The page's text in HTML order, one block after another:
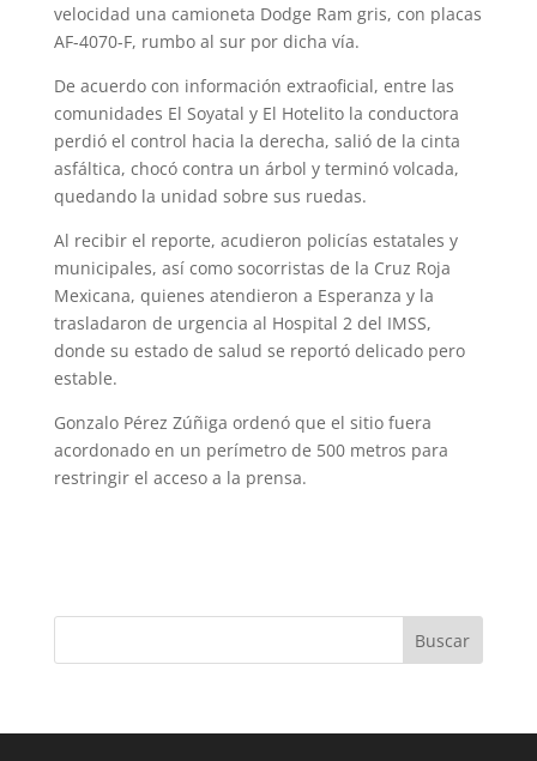
velocidad una camioneta Dodge Ram gris, con placas
AF-4070-F, rumbo al sur por dicha vía.
De acuerdo con información extraoficial, entre las
comunidades El Soyatal y El Hotelito la conductora
perdió el control hacia la derecha, salió de la cinta
asfáltica, chocó contra un árbol y terminó volcada,
quedando la unidad sobre sus ruedas.
Al recibir el reporte, acudieron policías estatales y
municipales, así como socorristas de la Cruz Roja
Mexicana, quienes atendieron a Esperanza y la
trasladaron de urgencia al Hospital 2 del IMSS,
donde su estado de salud se reportó delicado pero
estable.
Gonzalo Pérez Zúñiga ordenó que el sitio fuera
acordonado en un perímetro de 500 metros para
restringir el acceso a la prensa.
Buscar